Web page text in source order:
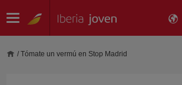
/ Tómate un vermú en Stop Madrid